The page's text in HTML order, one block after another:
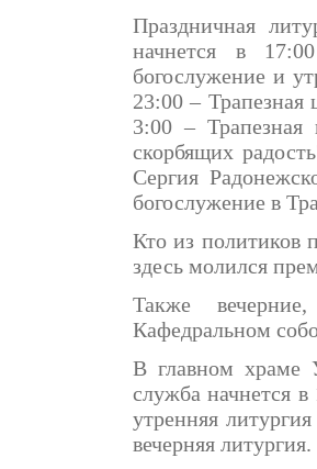
Праздничная
начнется в
богослужение и
23:00 –
3:00 –
скорбящих
Сергия
богослужение в
Кто из политиков
здесь молился
Также
Кафедральном
В главном храме
служба начнется
утренняя
вечерняя литургия.